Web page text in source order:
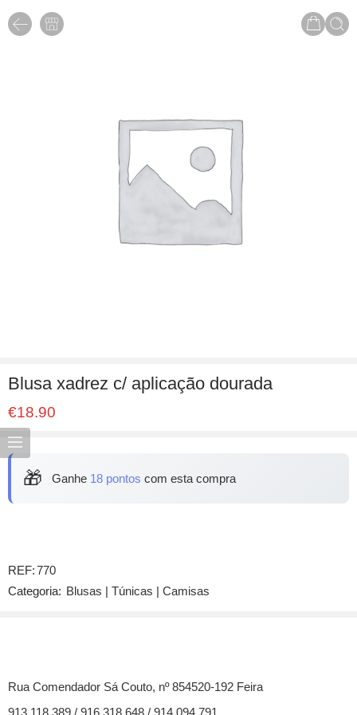
Blusa xadrez c/ aplicação dourada
€18.90
🎁 Ganhe 18 pontos com esta compra
REF:770
Categoria: Blusas | Túnicas | Camisas
Rua Comendador Sá Couto, nº 854520-192 Feira